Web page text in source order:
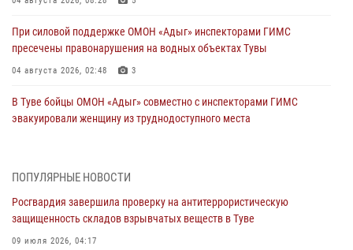
При силовой поддержке ОМОН «Адыг» инспекторами ГИМС
пресечены правонарушения на водных объектах Тувы
04 августа 2026, 02:48 3
В Туве бойцы ОМОН «Адыг» совместно с инспекторами ГИМС
эвакуировали женщину из труднодоступного места
Росгвардия проверила организацию отдыха детей в детских
31 июля 2026, 03:49
Сотрудники вневедомственной охраны приняли участие в акции
ПОПУЛЯРНЫЕ НОВОСТИ
Росгвардия завершила проверку на антитеррористическую
защищенность складов взрывчатых веществ в Туве
09 июля 2026, 04:17